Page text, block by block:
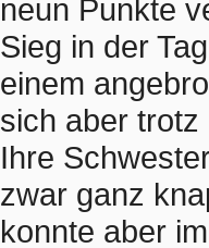
neun Punkte
Sieg in der
einem
sich aber
Ihre
zwar ganz
konnte aber